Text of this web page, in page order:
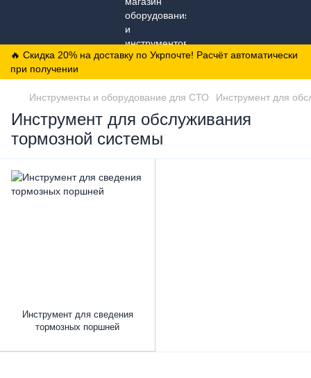
🔥 Скидка 20% на доставку по Укрпочте! Расчёт автоматически
при получении
Инструменты и оборудование для СТО Инструмент для
Инструмент для обслуживания
тормозной системы
Инструмент для сведения
тормозных поршней